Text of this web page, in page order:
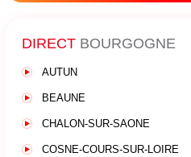
DIRECT BOURGOGNE
AUTUN
BEAUNE
CHALON-SUR-SAONE
COSNE-COURS-SUR-LOIRE